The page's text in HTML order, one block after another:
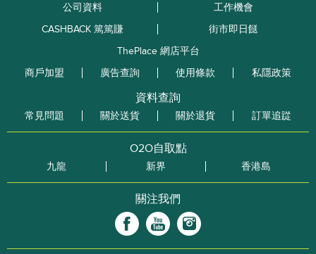
公司資料
工作機會
CASHBACK 篤篤賺
街市即日餸
ThePlace 網店平台
商戶加盟
廣告查詢 使用條款 私隱政策
資料查詢
常見問題 關於送貨 關於退貨 訂單追踨
O2O自取點
九龍 新界 香港島
關注我們